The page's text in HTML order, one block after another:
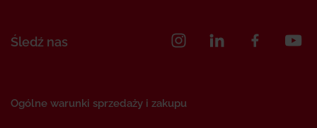
Śledź nas
Ogólne warunki sprzedaży i zakupu